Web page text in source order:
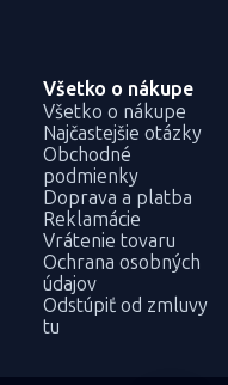
Všetko o nákupe
Všetko o nákupe
Najčastejšie otázky
Obchodné
podmienky
Doprava a platba
Reklamácie
Vrátenie tovaru
Ochrana osobných
údajov
Odstúpiť od zmluvy
tu